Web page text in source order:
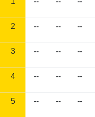
2 -- -- --
3 -- -- --
4 -- -- --
5 -- -- --